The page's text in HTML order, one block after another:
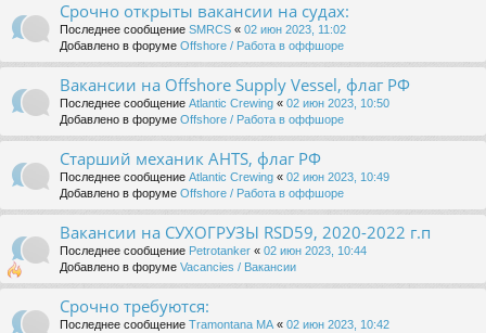
Срочно открыты вакансии на судах:
Последнее сообщение SMRCS « 02 июн 2023, 11:02
Добавлено в форуме Offshore / Работа в оффшоре
Вакансии на Offshore Supply Vessel, флаг РФ
Последнее сообщение Atlantic Crewing « 02 июн 2023, 10:50
Добавлено в форуме Offshore / Работа в оффшоре
Старший механик AHTS, флаг РФ
Последнее сообщение Atlantic Crewing « 02 июн 2023, 10:49
Добавлено в форуме Offshore / Работа в оффшоре
Вакансии на СУХОГРУЗЫ RSD59, 2020-2022 г.п
Последнее сообщение Petrotanker « 02 июн 2023, 10:44
Добавлено в форуме Vacancies / Вакансии
Срочно требуются:
Последнее сообщение Tramontana MA « 02 июн 2023, 10:42